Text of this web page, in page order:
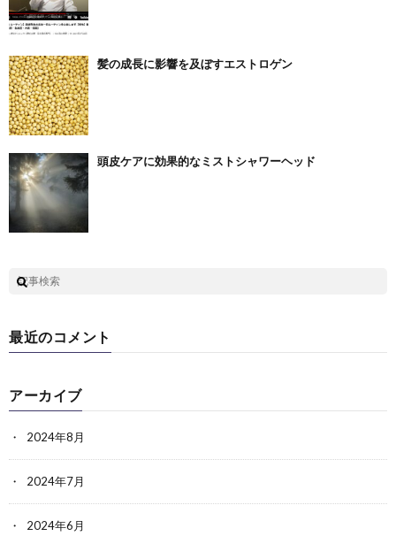
髪の成長に影響を及ぼすエストロゲン
頭皮ケアに効果的なミストシャワーヘッド
最近のコメント
アーカイブ
2024年8月
2024年7月
2024年6月